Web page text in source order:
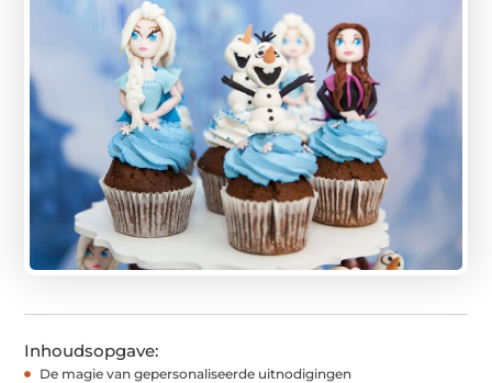
Inhoudsopgave:
De magie van gepersonaliseerde uitnodigingen